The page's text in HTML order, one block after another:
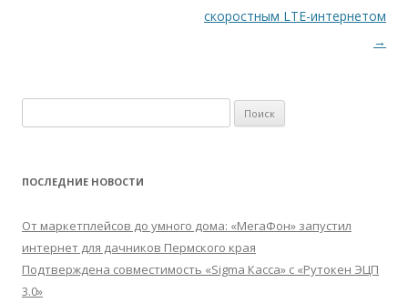
скоростным LTE-интернетом
→
ПОСЛЕДНИЕ НОВОСТИ
От маркетплейсов до умного дома: «МегаФон» запустил
интернет для дачников Пермского края
Подтверждена совместимость «Sigma Касса» с «Рутокен ЭЦП
3.0»